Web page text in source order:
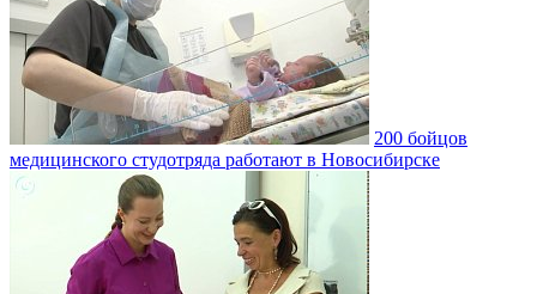
200 бойцов
медицинского студотряда работают в Новосибирске